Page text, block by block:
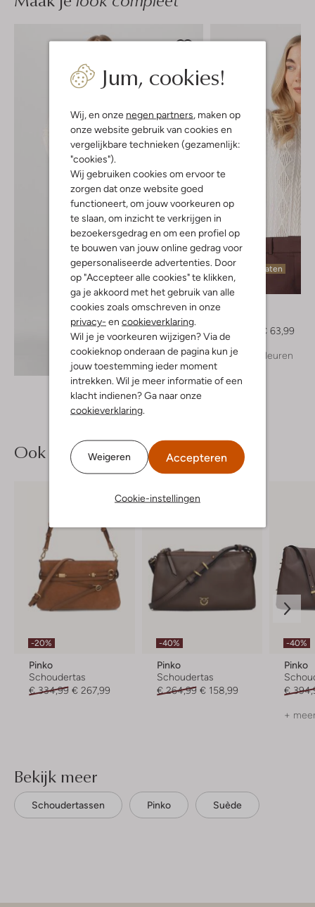
Jum, cookies!
Wij, en onze negen partners , maken op
onze website gebruik van cookies en
vergelijkbare technieken (gezamenlijk:
"cookies").
Wij gebruiken cookies om ervoor te
zorgen dat onze website goed
functioneert, om jouw voorkeuren op
te slaan, om inzicht te verkrijgen in
bezoekersgedrag en om een profiel op
te bouwen van jouw online gedrag voor
gepersonaliseerde advertenties. Door
op "Accepteer alle cookies" te klikken,
ga je akkoord met het gebruik van alle
cookies zoals omschreven in onze
privacy- en cookieverklaring
Wil je je voorkeuren wijzigen? Via de
cookieknop onderaan de pagina kun je
jouw toestemming ieder moment
intrekken. Wil je meer informatie of een
klacht indienen? Ga naar onze
cookieverklaring
Weigeren Accepteren
Cookie-instellingen
Ontdek de look
Laatste maten
-20%
€ 79,99
€ 63,99
+ meer kleuren
Ook iets voor jou?
-20%
Pinko
Schoudertas
€ 334,99 € 267,99
-40%
Pinko
Schoudertas
€ 264,99 € 158,99
-40%
Pinko
€
+
Bekijk meer
Schoudertassen Pinko Suède